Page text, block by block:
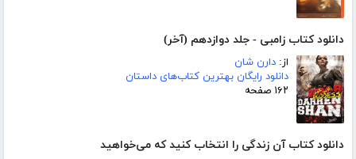
دانلود کتاب زامبی - جلد دوازدهم (آخر)
از: دارن شان
دانلود رایگان بهترین کتاب‌های داستان
۱۶۲ صفحه
دانلود کتاب آن زندگی را انتخاب کنید که می‌خواهید